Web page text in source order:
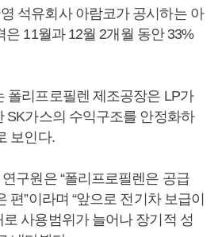
석유회사 아람코가 공시하는 아
은 11월과 12월 2개월 동안 33%
폴리프로필렌 제조공장은 LP가
SK가스의 수익구조를 안정화하
보인다.
구원은 “폴리프로필렌은 공급
편”이라며 “앞으로 전기차 보급이
사용범위가 늘어나 장기적 성